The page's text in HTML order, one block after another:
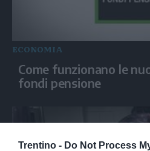
Trentino - Do Not Process
ECONOMIA
Come funzionano le
fondi pensione